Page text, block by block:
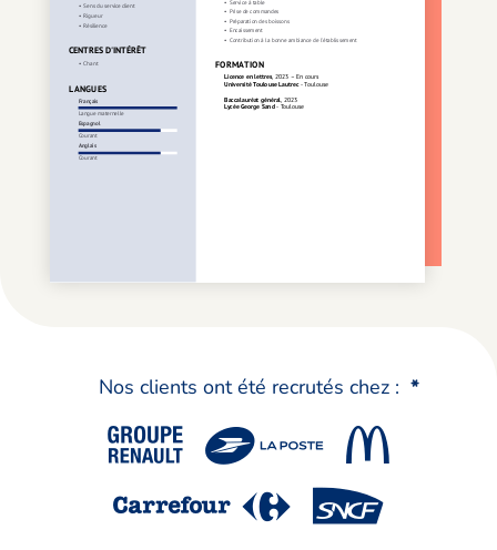
Nos clients ont été recrutés chez : *